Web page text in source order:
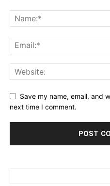
Save my name, email, and
next time I comment.